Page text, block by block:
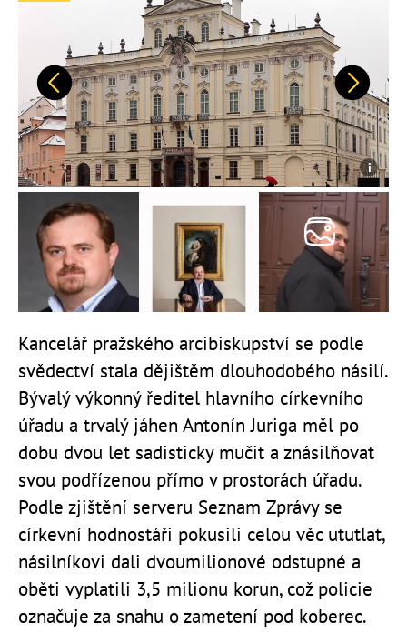
Předchozí Další
Kancelář pražského arcibiskupství se podle
svědectví stala dějištěm dlouhodobého násilí.
Bývalý výkonný ředitel hlavního církevního
úřadu a trvalý jáhen Antonín Juriga měl po
dobu dvou let sadisticky mučit a znásilňovat
svou podřízenou přímo v prostorách úřadu.
Podle zjištění serveru Seznam Zprávy se
církevní hodnostáři pokusili celou věc ututlat,
násilníkovi dali dvoumilionové odstupné a
oběti vyplatili 3,5 milionu korun, což policie
označuje za snahu o zametení pod koberec.